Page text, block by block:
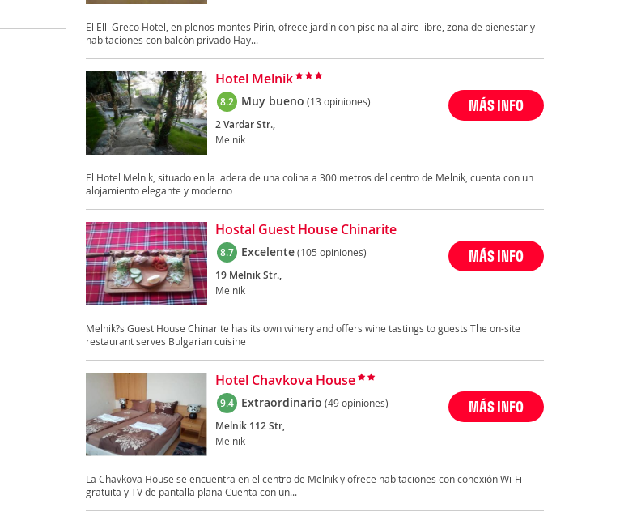
El Elli Greco Hotel, en plenos montes Pirin, ofrece jardín con piscina al aire libre, zona de bienestar y
habitaciones con balcón privado Hay...
Hotel Melnik
8.2 Muy bueno (13 opiniones)
2 Vardar Str.,
Melnik
MÁS INFO
El Hotel Melnik, situado en la ladera de una colina a 300 metros del centro de Melnik, cuenta con un
alojamiento elegante y moderno
Hostal Guest House Chinarite
8.7 Excelente(105 opiniones)
19 Melnik Str.,
Melnik
MÁS INFO
Melnik?s Guest House Chinarite has its own winery and offers wine tastings to guests The on-site
restaurant serves Bulgarian cuisine
Hotel Chavkova House
9.4 Extraordinario (49 opiniones)
Melnik 112 Str,
Melnik
MÁS INFO
La Chavkova House se encuentra en el centro de Melnik y ofrece habitaciones con conexión Wi-Fi
gratuita y TV de pantalla plana Cuenta con un...